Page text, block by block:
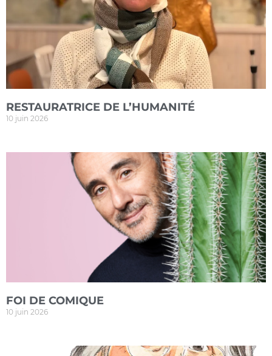
RESTAURATRICE DE L’HUMANITÉ
10 juin 2026
FOI DE COMIQUE
10 juin 2026